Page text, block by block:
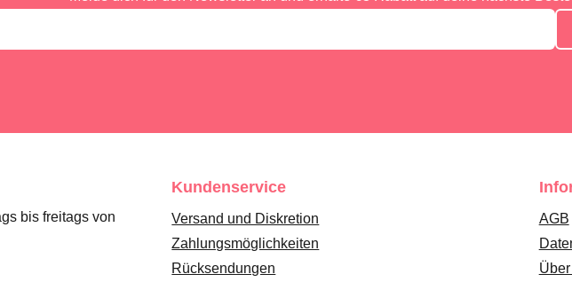
bis freitags von
Kundenservice
Versand und Diskretion
Zahlungsmöglichkeiten
Rücksendungen
AGB